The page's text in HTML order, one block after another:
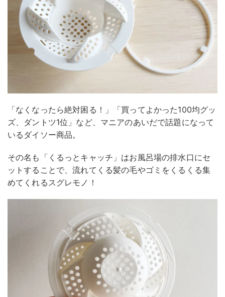
「なくなったら絶対困る！」「買ってよかった100均グッ
ズ、ダントツ1位」など、マニアのあいだで話題になって
いるダイソー商品。
その名も「くるっとキャッチ」はお風呂場の排水口にセ
ットすることで、流れてくる髪の毛やゴミをくるくる集
めてくれるスグレモノ！